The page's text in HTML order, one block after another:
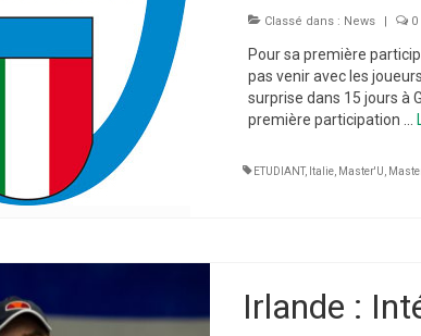
Classé dans : News | 0
Pour sa première
pas venir avec les
surprise dans 15 jours à
première participation …
ETUDIANT, Italie, Master'U
Irlande :